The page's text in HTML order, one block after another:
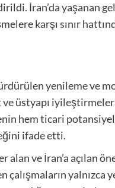
İran’da yaşanan
karşı sınır
yenileme ve
ve üstyapı
hem ticari
ifade etti.
alan ve İran’a açılan
yalnızca